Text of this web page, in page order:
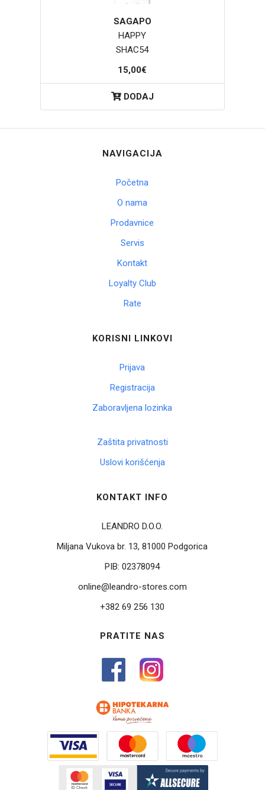
SAGAPO
HAPPY
SHAC54
15,00€
DODAJ
NAVIGACIJA
Početna
O nama
Prodavnice
Servis
Kontakt
Loyalty Club
Rate
KORISNI LINKOVI
Prijava
Registracija
Zaboravljena lozinka
Zaštita privatnosti
Uslovi korišćenja
KONTAKT INFO
LEANDRO D.O.O.
Miljana Vukova br. 13, 81000 Podgorica
PIB:02378094
online@leandro-stores.com
+382 69 256 130
PRATITE NAS